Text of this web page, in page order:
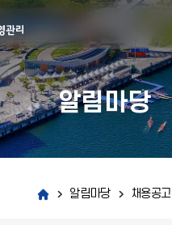
알림마당
알림마당 채용공고